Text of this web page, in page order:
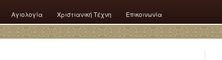
Αγιολογία Χριστιανική Τέχνη Επικοινωνία